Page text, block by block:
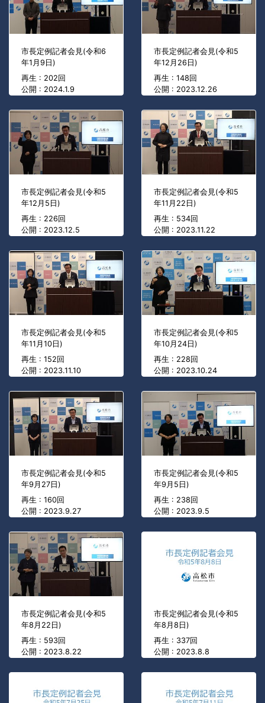
市長定例記者会見(令和6
年1月9日)
再生 : 202回
公開 : 2024.1.9
市長定例記者会見(令和5
年12月26日)
再生 : 148回
公開 : 2023.12.26
市長定例記者会見(令和5
年12月5日)
再生 : 226回
公開 : 2023.12.5
市長定例記者会見(令和5
年11月22日)
再生 : 534回
公開 : 2023.11.22
市長定例記者会見(令和5
年11月10日)
再生 : 152回
公開 : 2023.11.10
市長定例記者会見(令和5
年10月24日)
再生 : 228回
公開 : 2023.10.24
市長定例記者会見(令和5
年9月27日)
再生 : 160回
公開 : 2023.9.27
市長定例記者会見(令和5
年9月5日)
再生 : 238回
公開 : 2023.9.5
市長定例記者会見(令和5
年8月22日)
再生 : 593回
公開 : 2023.8.22
市長定例記者会見(令和5
年8月8日)
再生 : 337回
公開 : 2023.8.8